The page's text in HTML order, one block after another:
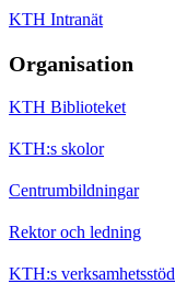
KTH Intranät
Organisation
KTH Biblioteket
KTH:s skolor
Centrumbildningar
Rektor och ledning
KTH:s verksamhetsstöd